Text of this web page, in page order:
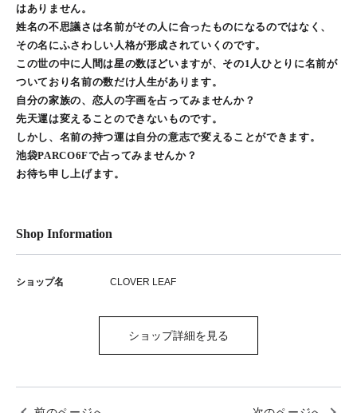
はありません。
姓名の不思議さは名前がその人に合ったものになるのではなく、
その名にふさわしい人格が形成されていくのです。
この世の中に人間は星の数ほどいますが、その1人ひとりに名前が
ついており名前の数だけ人生があります。
自分の家族の、恋人の字画を占ってみませんか？
先天運は変えることのできないものです。
しかし、名前の持つ運は自分の意志で変えることができます。
池袋PARCO6Fで占ってみませんか？
お待ち申し上げます。
Shop Information
ショップ名 CLOVER LEAF
ショップ詳細を見る